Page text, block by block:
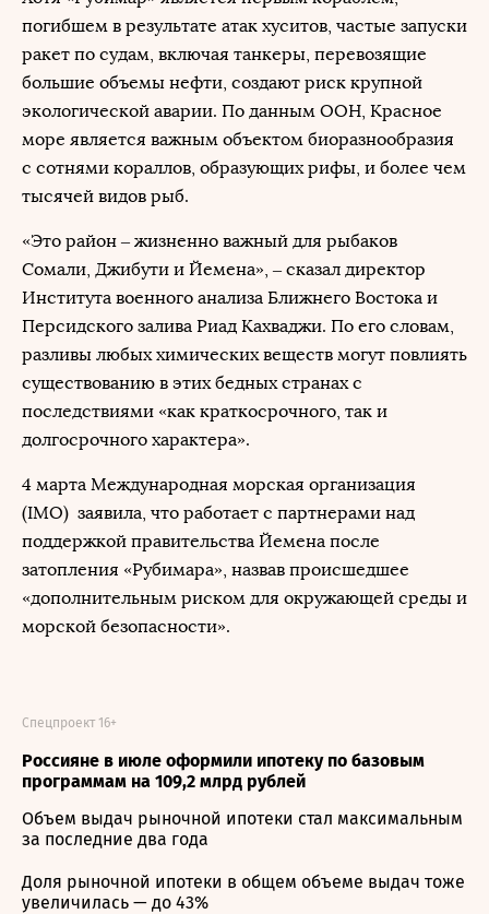
погибшем в результате атак хуситов, частые запуски
ракет по судам, включая танкеры, перевозящие
большие объемы нефти, создают риск крупной
экологической аварии. По данным ООН, Красное
море является важным объектом биоразнообразия
с сотнями кораллов, образующих рифы, и более чем
тысячей видов рыб.
«Это район – жизненно важный для рыбаков
Сомали, Джибути и Йемена», – сказал директор
Института военного анализа Ближнего Востока и
Персидского залива Риад Кахваджи. По его словам,
разливы любых химических веществ могут повлиять
существованию в этих бедных странах с
последствиями «как краткосрочного, так и
долгосрочного характера».
4 марта Международная морская организация
(IMO) заявила, что работает с партнерами над
поддержкой правительства Йемена после
затопления «Рубимара», назвав происшедшее
«дополнительным риском для окружающей среды и
морской безопасности».
Россияне в июле оформили ипотеку по базовым
программам на 109,2 млрд рублей
Спецпроект 16+
Объем выдач рыночной ипотеки стал максимальным
за последние два года
Доля рыночной ипотеки в общем объеме выдач тоже
увеличилась — до 43%